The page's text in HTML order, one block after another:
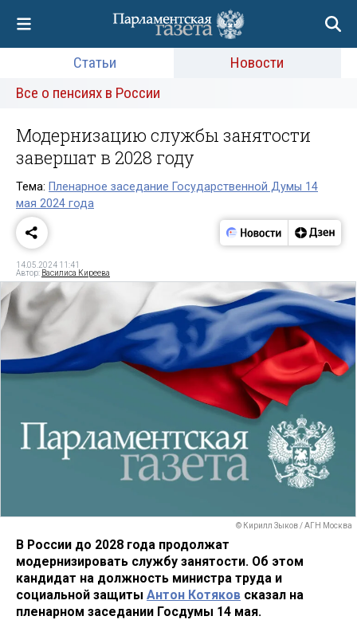
Статьи
Новости
Все о пенсиях в России
Модернизацию службы занятости
завершат в 2028 году
Тема: Пленарное заседание Государственной Думы 14
мая 2024 года
14.05.2024 11:41
Автор: Василиса Киреева
© Кирилл Зыков / АГН Москва
В России до 2028 года продолжат
модернизировать службу занятости. Об этом
кандидат на должность министра труда и
социальной защиты Антон Котяков сказал на
пленарном заседании Госдумы 14 мая.